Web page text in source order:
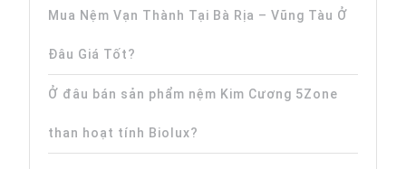
Mua Nệm Vạn Thành Tại Bà Rịa – Vũng Tàu Ở
Đâu Giá Tốt?
Ở đâu bán sản phẩm nệm Kim Cương 5Zone
than hoạt tính Biolux?